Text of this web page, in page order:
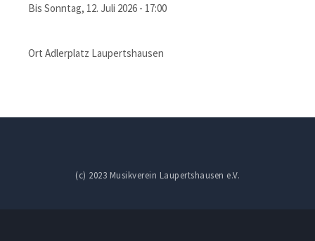
Bis Sonntag, 12. Juli 2026 - 17:00
Ort Adlerplatz Laupertshausen
(c) 2023 Musikverein Laupertshausen e.V.